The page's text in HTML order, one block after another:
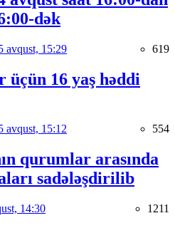
dək
avqust, 15:29 619
üçün 16 yaş həddi
avqust, 15:12 554
qurumlar arasında
sadələşdirilib
14:30 1211